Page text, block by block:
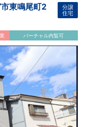
東鳴尾町2
分譲
住宅
バーチャル内覧可